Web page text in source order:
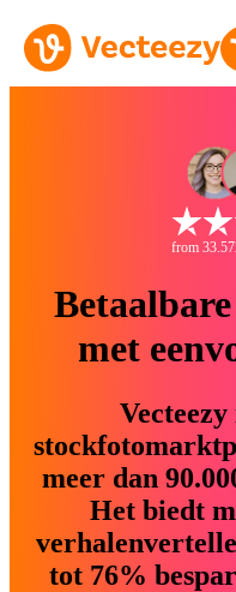
from
met
meer dan
Het biedt
tot 76%